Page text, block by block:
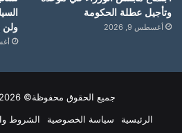
وتأجيل عطلة الحكومة
أغسطس 9, 2026
ولن
جميع الحقوق محفوظة© 2026 وكالة التواصل
الرئيسية
سياسة الخصوصية الشروط